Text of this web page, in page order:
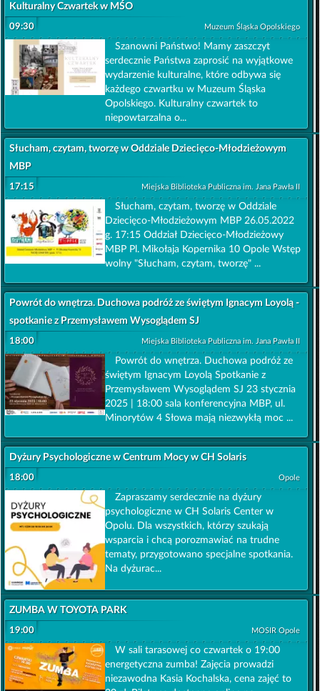
09:30
Kulturalny Czwartek w MŚO
Muzeum Śląska Opolskiego
Szanowni Państwo! Mamy zaszczyt
serdecznie Państwa zaprosić na wyjątkowe
wydarzenie kulturalne, które odbywa się
każdego czwartku w Muzeum Śląska
Opolskiego. Kulturalny czwartek to
niepowtarzalna o...
17:15
Słucham, czytam, tworzę w Oddziale Dziecięco-Młodzieżowym
MBP
Miejska Biblioteka Publiczna im. Jana Pawła II
Słucham, czytam, tworzę w Oddziale
Dziecięco-Młodzieżowym MBP 26.05.2022
g. 17:15 Oddział Dziecięco-Młodzieżowy
MBP Pl. Mikołaja Kopernika 10 Opole Wstęp
wolny "Słucham, czytam, tworzę" ...
18:00
Powrót do wnętrza. Duchowa podróż ze świętym Ignacym Loyolą -
spotkanie z Przemysławem Wysoglądem SJ
Miejska Biblioteka Publiczna im. Jana Pawła II
Powrót do wnętrza. Duchowa podróż ze
świętym Ignacym Loyolą Spotkanie z
Przemysławem Wysoglądem SJ 23 stycznia
2025 | 18:00 sala konferencyjna MBP, ul.
Minorytów 4 Słowa mają niezwykłą moc ...
18:00
Dyżury Psychologiczne w Centrum Mocy w CH Solaris
Opole
Zapraszamy serdecznie na dyżury
psychologiczne w CH Solaris Center w
Opolu. Dla wszystkich, którzy szukają
wsparcia i chcą porozmawiać na trudne
tematy, przygotowano specjalne spotkania.
Na dyżurac...
19:00
ZUMBA W TOYOTA PARK
MOSIR Opole
W sali tarasowej co czwartek o 19:00
energetyczna zumba! Zajęcia prowadzi
niezawodna Kasia Kochalska, cena zajęć to